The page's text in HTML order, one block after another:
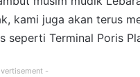
kami juga akan terus
Terminal Poris
-